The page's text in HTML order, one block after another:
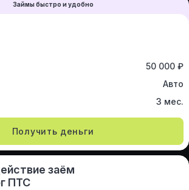
Займы быстро и удобно
50 000 ₽
Авто
3 мес.
Получить деньги
заём
ПТС